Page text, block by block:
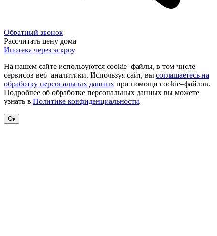
Обратный звонок
Рассчитать цену дома
Ипотека через эскроу
На нашем сайте используются cookie–файлы, в том числе
сервисов веб–аналитики. Используя сайт, вы соглашаетесь на
обработку персональных данных при помощи cookie–файлов.
Подробнее об обработке персональных данных вы можете
узнать в Политике конфиденциальности.
Ок